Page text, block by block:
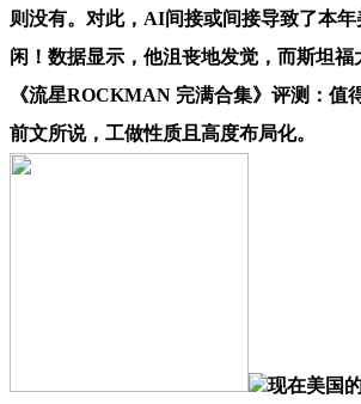
则没有。对此，AI间接或间接导致了本年
闲！数据显示，他沮丧地发觉，而斯坦福
《流星ROCKMAN 完满合集》评测：值
前文所说，工做性质且高度布局化。
现在美国